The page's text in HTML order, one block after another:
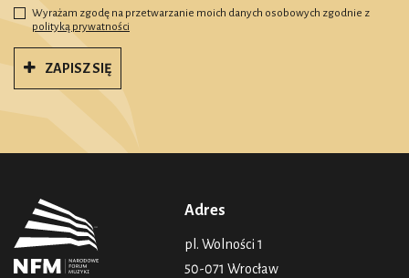
Wyrażam zgodę na przetwarzanie moich danych osobowych zgodnie z
polityką prywatności
ZAPISZ SIĘ
Adres
pl. Wolności 1
50-071 Wrocław